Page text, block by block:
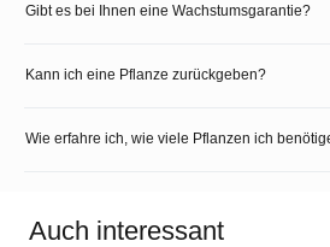
Gibt es bei Ihnen eine Wachstumsgarantie?
Kann ich eine Pflanze zurückgeben?
Wie erfahre ich, wie viele Pflanzen ich
Auch interessant